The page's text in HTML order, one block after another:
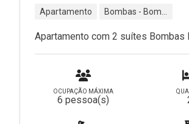
Apartamento
Apartamento com 2 suítes Bombas
OCUPAÇÃO MÁXIMA
6 pessoa(s)